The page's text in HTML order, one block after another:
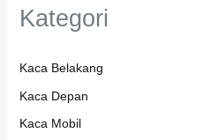
Kategori
Kaca Belakang
Kaca Depan
Kaca Mobil